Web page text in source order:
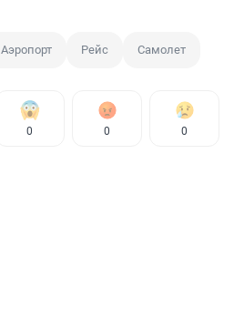
Аэропорт Рейс Самолет
0 0 0